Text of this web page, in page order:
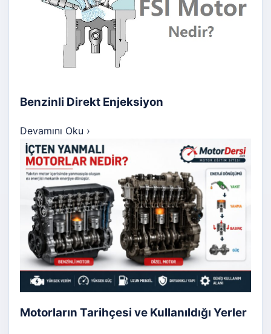
Benzinli Direkt Enjeksiyon
Devamını Oku ›
Motorların Tarihçesi ve Kullanıldığı Yerler